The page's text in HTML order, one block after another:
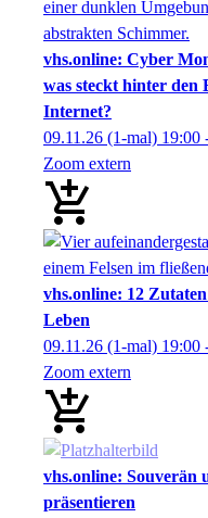
vhs.online: Cyber
was steckt hinter den
Internet?
09.11.26 (1-mal) 19:00
Zoom extern
vhs.online: 12
Leben
09.11.26 (1-mal) 19:00
Zoom extern
vhs.online: Souverän
präsentieren